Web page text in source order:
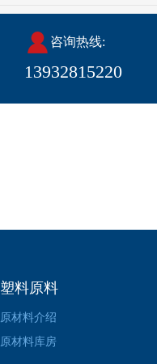
咨询热线:
13932815220
塑料原料
原材料介绍
原材料库房